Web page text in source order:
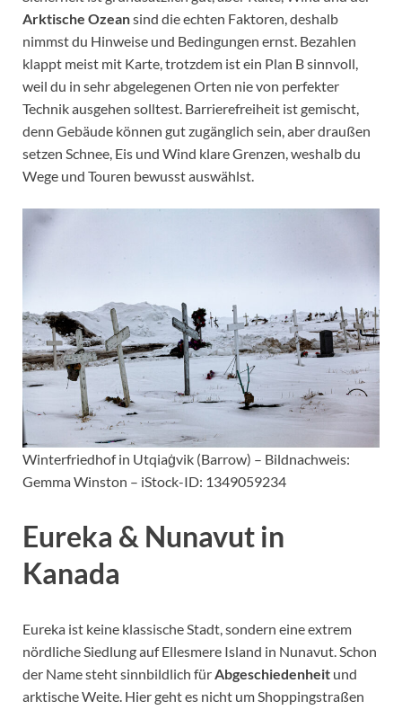
Arktische Ozeansind die echten Faktoren, deshalb
nimmst du Hinweise und Bedingungen ernst. Bezahlen
klappt meist mit Karte, trotzdem ist ein Plan B sinnvoll,
weil du in sehr abgelegenen Orten nie von perfekter
Technik ausgehen solltest. Barrierefreiheit ist gemischt,
denn Gebäude können gut zugänglich sein, aber draußen
setzen Schnee, Eis und Wind klare Grenzen, weshalb du
Wege und Touren bewusst auswählst.
Winterfriedhof in Utqiaġvik (Barrow) – Bildnachweis:
Gemma Winston – iStock-ID: 1349059234
Eureka & Nunavut in
Kanada
Eureka ist keine klassische Stadt, sondern eine extrem
nördliche Siedlung auf Ellesmere Island in Nunavut. Schon
der Name steht sinnbildlich fürAbgeschiedenheit und
arktische Weite. Hier geht es nicht um Shoppingstraßen